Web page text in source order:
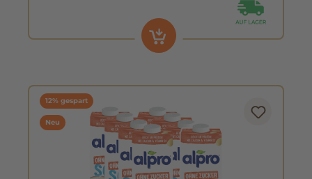
12% gespart
Neu